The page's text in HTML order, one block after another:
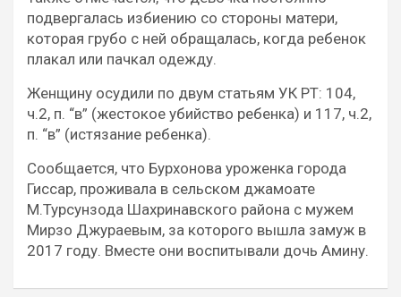
подвергалась избиению со стороны матери,
которая грубо с ней обращалась, когда ребенок
плакал или пачкал одежду.
Женщину осудили по двум статьям УК РТ: 104,
ч.2, п. “в” (жестокое убийство ребенка) и 117, ч.2,
п. “в” (истязание ребенка).
Сообщается, что Бурхонова уроженка города
Гиссар, проживала в сельском джамоате
М.Турсунзода Шахринавского района с мужем
Мирзо Джураевым, за которого вышла замуж в
2017 году. Вместе они воспитывали дочь Амину.